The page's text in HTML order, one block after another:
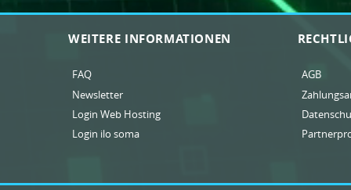
WEITERE INFORMATIONEN
FAQ
Newsletter
Login Web Hosting
Login ilo soma
AGB